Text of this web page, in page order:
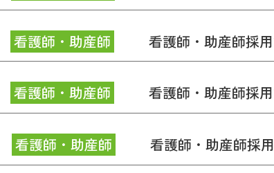
看護師・助産師 看護師・助産師採
看護師・助産師 看護師・助産師採
看護師・助産師 看護師・助産師採